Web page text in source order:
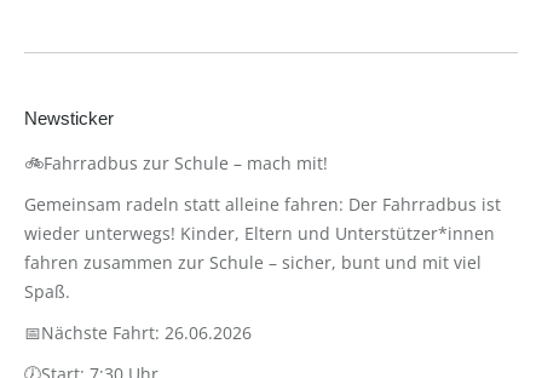
Newsticker
🚲Fahrradbus zur Schule – mach mit!
Gemeinsam radeln statt alleine fahren: Der Fahrradbus ist
wieder unterwegs! Kinder, Eltern und Unterstützer*innen
fahren zusammen zur Schule – sicher, bunt und mit viel
Spaß.
📅Nächste Fahrt: 26.06.2026
🕖Start: 7:30 Uhr